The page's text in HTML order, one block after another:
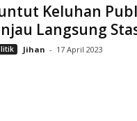
Keluhan
Langsung
Jihan - 17 April 2023